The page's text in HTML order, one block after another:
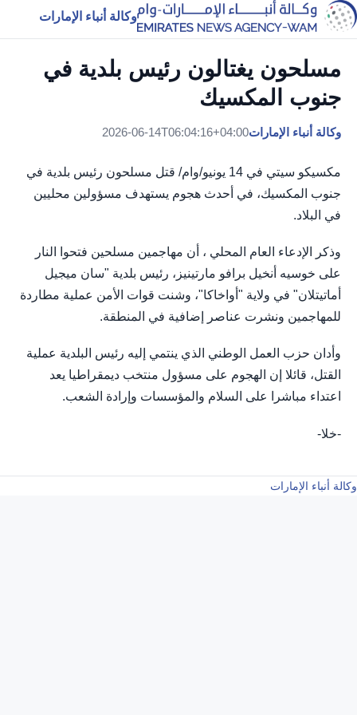
وكالة أنباء الإمارات
مسلحون يغتالون رئيس بلدية في
جنوب المكسيك
وكالة أنباء الإمارات2026-06-14T06:04:16+04:00
مكسيكو سيتي في 14 يونيو/وام/ قتل مسلحون رئيس بلدية في
جنوب المكسيك، في أحدث هجوم يستهدف مسؤولين محليين
في البلاد.
وذكر الإدعاء العام المحلي ، أن مهاجمين مسلحين فتحوا النار
على خوسيه أنخيل برافو مارتينيز، رئيس بلدية "سان ميجيل
أماتيتلان" في ولاية "أواخاكا"، وشنت قوات الأمن عملية مطاردة
للمهاجمين ونشرت عناصر إضافية في المنطقة.
وأدان حزب العمل الوطني الذي ينتمي إليه رئيس البلدية عملية
القتل، قائلا إن الهجوم على مسؤول منتخب ديمقراطيا يعد
اعتداء مباشرا على السلام والمؤسسات وإرادة الشعب.
-خلا-
وكالة أنباء الإمارات